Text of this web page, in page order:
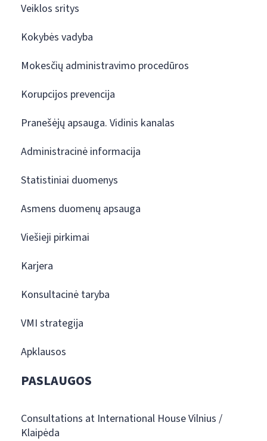
Veiklos sritys
Kokybės vadyba
Mokesčių administravimo procedūros
Korupcijos prevencija
Pranešėjų apsauga. Vidinis kanalas
Administracinė informacija
Statistiniai duomenys
Asmens duomenų apsauga
Viešieji pirkimai
Karjera
Konsultacinė taryba
VMI strategija
Apklausos
PASLAUGOS
Consultations at International House Vilnius /
Klaipėda